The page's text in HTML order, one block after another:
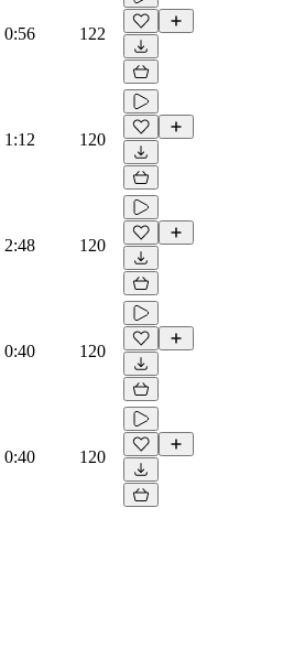
0:56 122
1:12 120
2:48 120
0:40 120
0:40 120